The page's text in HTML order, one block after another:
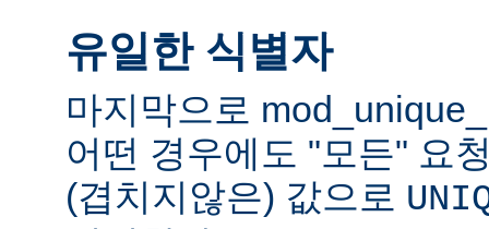
유일한 식별자
마지막으로
어떤 경우에도 "모든" 요
(겹치지않은) 값으로